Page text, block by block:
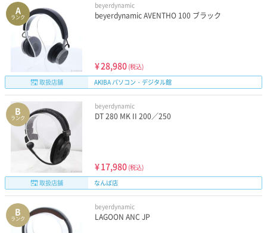
A
ランク
beyerdynamic
beyerdynamic AVENTHO 100 ブラック
¥28,980 (税込)
取扱店舗
AKIBA パソコン・デジタル館
B
ランク
beyerdynamic
DT 280 MK II 200／250
¥17,980 (税込)
取扱店舗
なんば店
B
ランク
beyerdynamic
LAGOON ANC JP